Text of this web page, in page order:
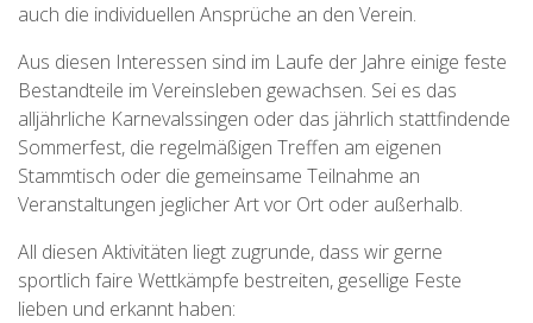
auch die individuellen Ansprüche an den Verein.
Aus diesen Interessen sind im Laufe der Jahre einige feste
Bestandteile im Vereinsleben gewachsen. Sei es das
alljährliche Karnevalssingen oder das jährlich stattfindende
Sommerfest, die regelmäßigen Treffen am eigenen
Stammtisch oder die gemeinsame Teilnahme an
Veranstaltungen jeglicher Art vor Ort oder außerhalb.
All diesen Aktivitäten liegt zugrunde, dass wir gerne
sportlich faire Wettkämpfe bestreiten, gesellige Feste
lieben und erkannt haben: